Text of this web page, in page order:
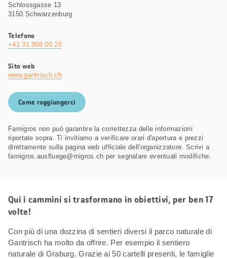
Schlossgasse 13
3150 Schwarzenburg
Telefono
+41 31 808 00 20
Sito web
www.gantrisch.ch
Come raggiungerci
Famigros non può garantire la correttezza delle informazioni
riportate sopra. Ti invitiamo a verificare orari d'apertura e prezzi
direttamente sulla pagina web ufficiale dell'organizzatore. Scrivi a
famigros.ausfluege@migros.ch per segnalare eventuali modifiche.
Qui i cammini si trasformano in obiettivi, per ben 17
volte!
Con più di una dozzina di sentieri diversi il parco naturale di
Gantrisch ha molto da offrire. Per esempio il sentiero
naturale di Graburg. Grazie ai 50 cartelli presenti, le famiglie